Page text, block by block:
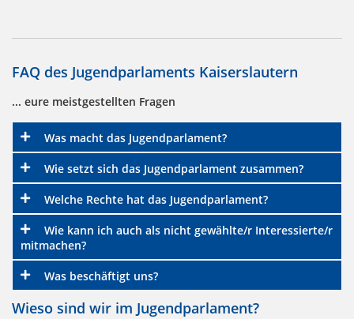
FAQ des Jugendparlaments Kaiserslautern
... eure meistgestellten Fragen
Was macht das Jugendparlament?
Wie setzt sich das Jugendparlament zusammen?
Welche Rechte hat das Jugendparlament?
Wie kann ich auch als nicht gewählte/r Interessierte/r
mitmachen?
Was beschäftigt uns?
Wieso sind wir im Jugendparlament?